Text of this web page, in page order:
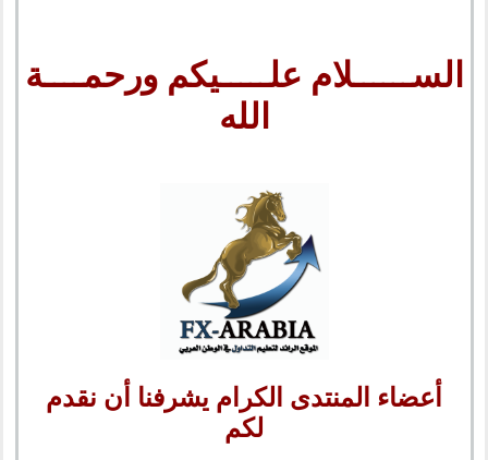
الســــــلام علـــــيكم ورحمــــة
الله
أعضاء المنتدى الكرام يشرفنا أن نقدم
لكم